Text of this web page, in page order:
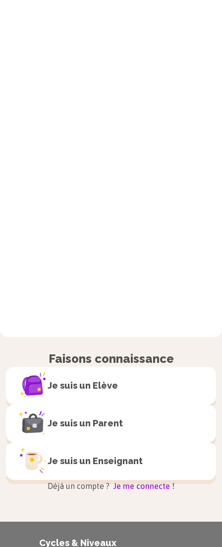
Faisons connaissance
Je suis un Elève
Je suis un Parent
Je suis un Enseignant
Déjà un compte ? Je me connecte !
Cycles & Niveaux